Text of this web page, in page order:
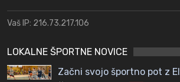
Vaš IP: 216.73.217.106
LOKALNE ŠPORTNE NOVICE
Začni svojo športno pot z